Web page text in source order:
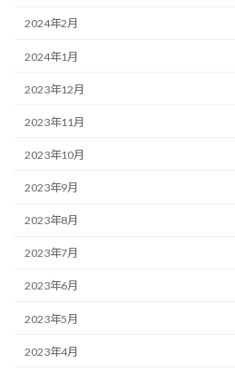
2024年2月
2024年1月
2023年12月
2023年11月
2023年10月
2023年9月
2023年8月
2023年7月
2023年6月
2023年5月
2023年4月